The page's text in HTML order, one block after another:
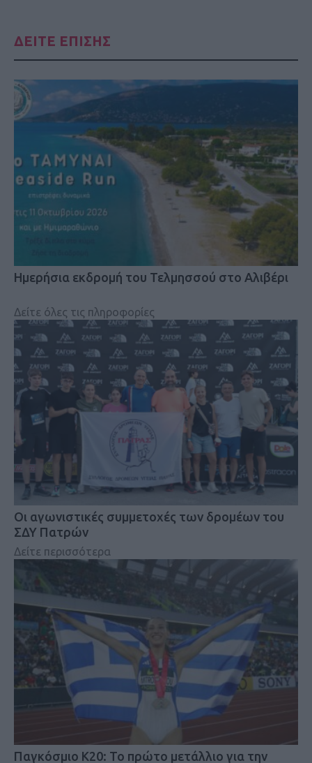
ΔΕΙΤΕ ΕΠΙΣΗΣ
Ημερήσια εκδρομή του Τελμησσού στο Αλιβέρι
Δείτε όλες τις πληροφορίες
Οι αγωνιστικές συμμετοχές των δρομέων του
ΣΔΥ Πατρών
Δείτε περισσότερα
Παγκόσμιο Κ20: Το πρώτο μετάλλιο για την